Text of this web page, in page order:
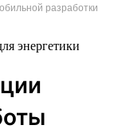
разработки